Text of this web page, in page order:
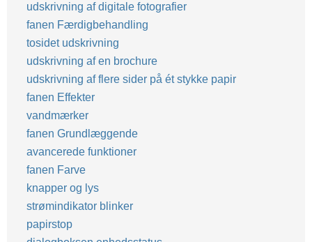
udskrivning af digitale fotografier
fanen Færdigbehandling
tosidet udskrivning
udskrivning af en brochure
udskrivning af flere sider på ét stykke papir
fanen Effekter
vandmærker
fanen Grundlæggende
avancerede funktioner
fanen Farve
knapper og lys
strømindikator blinker
papirstop